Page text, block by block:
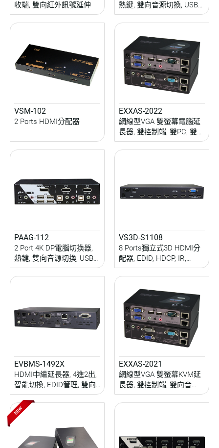
收端, 雙向紅外訊號延伸
熱鍵, 雙向音源切換, USB
周邊分享
VSM-102
2 Ports HDMI分配器
EXXAS-2022
網線型VGA 雙螢幕電腦延
長器, 雙控制端, 雙PC, 雙向
音訊/USB/IR/RS232延伸,
熱鍵遮罩, RGB校準, 200M
PAAG-112
2 Port 4K DP電腦切換器,
熱鍵, 雙向音源切換, USB
周邊分享
VS3D-S1108
8 Ports獨立式3D HDMI分
配器, EDID, HDCP, IR,
RS232控制
EVBMS-1492X
HDMI中繼延長器, 4進2出,
智能切換, EDID管理, 雙向
IR/RS232延伸, IR/RS232
控制, 100M ( PoC )
EXXAS-2021
網線型VGA 雙螢幕KVM延
長器, 雙控制端, 雙向音
訊/USB/IR/RS232延伸, 熱
鍵遮罩, RGB校準, 200M